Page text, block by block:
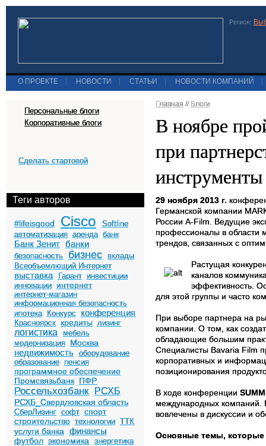
Регион:
О ПРОЕКТЕ НОВОСТИ СТАТЬИ НОВОСТИ КОМПАНИЙ
Персональные блоги
Корпоративные блоги
Сделать стартовой
Теги авторов
#lifeisgood Cisco
Softline
автоматизация аренда банк
Банк Зенит банки
безопасность бизнес
вклады
Всеобъемлющий Интернет
выставка Гарант инвестиции
инновации
интернет
интернет-магазин
информационная безопасность
ипотека
Конкурс конференция
Красноярск кредиты лизинг
логистика
мебель
модернизация
Москва
недвижимость оборудование
образование пенсия
программное обеспечение
Промсвязьбанк ПФР
Россельхозбанк РСХБ
РСХБ_Свердловская область
СберЛизинг софт спорт
строительство технологии ТТК
услуги банка финансы
футбол экономика энергетика
Главная // Блоги
В ноябре
при
29 ноября 2013 г.
Германской компании
России A-Film. Ведущие
профессионалы в области
трендов, связанных с
Растущая
каналов
эффективность.
для этой группы и часто
При выборе партнера на
компании. О том, как
обладающие большим
Специалисты Bavaria Film
корпоративных и
позиционирования
В ходе конференции
международных компаний.
вовлечены в дискуссии и
Основные темы, которые